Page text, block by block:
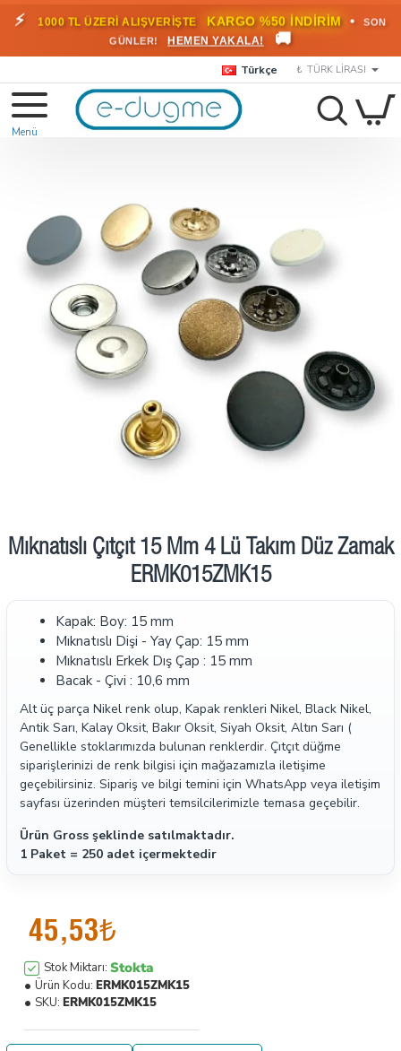
🎁 2000 TL ÜZERİ SİPARİŞLERDE KARGO BEDAVA! •
HEMEN
FAYDALANIN
🚚
Türkçe ₺ TÜRK LIRASI
Mıknatıslı Çıtçıt 15 Mm 4 Lü Takım Düz Zamak
ERMK015ZMK15
Kapak: Boy: 15 mm
Mıknatıslı Dişi - Yay Çap: 15 mm
Mıknatıslı Erkek Dış Çap : 15 mm
Bacak - Çivi : 10,6 mm
Alt üç parça Nikel renk olup, Kapak renkleri Nikel, Black Nikel,
Antik Sarı, Kalay Oksit, Bakır Oksit, Siyah Oksit, Altın Sarı (
Genellikle stoklarımızda bulunan renklerdir. Çıtçıt düğme
siparişlerinizi de renk bilgisi için mağazamızla iletişime
geçebilirsiniz. Sipariş ve bilgi temini için WhatsApp veya iletişim
sayfası üzerinden müşteri temsilcilerimizle temasa geçebilir.
Ürün Gross şeklinde satılmaktadır.
1 Paket = 250 adet içermektedir
45,53₺
Stok Miktarı: Stokta
Ürün Kodu: ERMK015ZMK15
SKU: ERMK015ZMK15